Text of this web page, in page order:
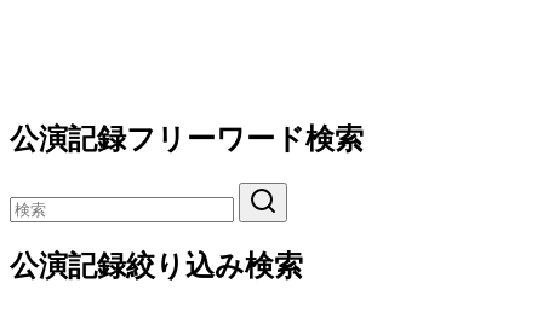
公演記録フリーワード検索
公演記録絞り込み検索